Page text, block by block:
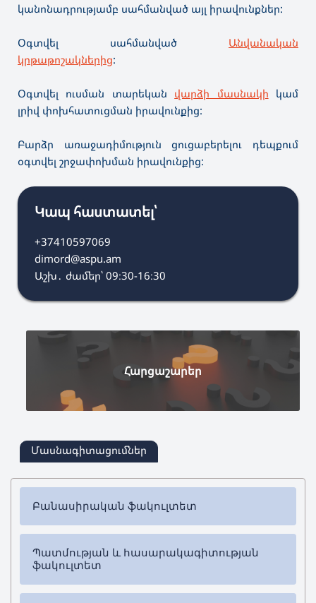
կանոնադրությամբ սահմանված այլ իրավունքներ:
Օգտվել սահմանված Անվանական
կրթաթոշակներից:
Օգտվել ուսման տարեկան վարձի մասնակի կամ
լրիվ փոխհատուցման իրավունքից:
Բարձր առաջադիմություն ցուցաբերելու դեպքում
օգտվել շրջափոխման իրավունքից:
Կապ հաստատել՝
+37410597069
dimord@aspu.am
Աշխ․ ժամեր՝ 09։30-16։30
Հարցաշարեր
Մասնագիտացումներ
Բանասիրական ֆակուլտետ
➜ Հայոց լեզու և գրականություն
✔ Մագիստրատուրա
Պատմության և հասարակագիտության
ֆակուլտետ